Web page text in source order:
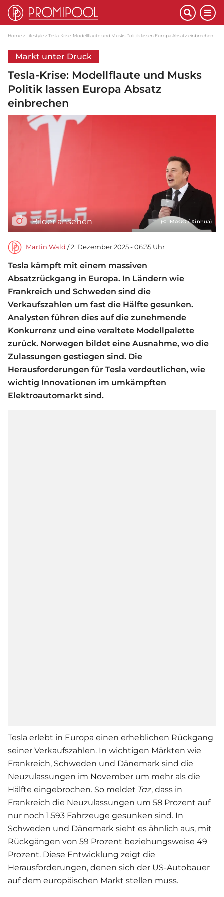
Home Lifestyle Tesla-Krise: Modellflaute und Musks Politik lassen Europa Absatz einbrechen
Markt unter Druck
Tesla-Krise: Modellflaute und Musks
Politik lassen Europa Absatz
einbrechen
Bilder ansehen (© IMAGO / Xinhua)
Martin Wald / 2. Dezember 2025 - 06:35 Uhr
Tesla kämpft mit einem massiven
Absatzrückgang in Europa. In Ländern wie
Frankreich und Schweden sind die
Verkaufszahlen um fast die Hälfte gesunken.
Analysten führen dies auf die zunehmende
Konkurrenz und eine veraltete Modellpalette
zurück. Norwegen bildet eine Ausnahme, wo die
Zulassungen gestiegen sind. Die
Herausforderungen für Tesla verdeutlichen, wie
wichtig Innovationen im umkämpften
Elektroautomarkt sind.
Tesla erlebt in Europa einen erheblichen Rückgang
seiner Verkaufszahlen. In wichtigen Märkten wie
Frankreich, Schweden und Dänemark sind die
Neuzulassungen im November um mehr als die
Hälfte eingebrochen. So meldet Taz, dass in
Frankreich die Neuzulassungen um 58 Prozent auf
nur noch 1.593 Fahrzeuge gesunken sind. In
Schweden und Dänemark sieht es ähnlich aus, mit
Rückgängen von 59 Prozent beziehungsweise 49
Prozent. Diese Entwicklung zeigt die
Herausforderungen, denen sich der US-Autobauer
auf dem europäischen Markt stellen muss.